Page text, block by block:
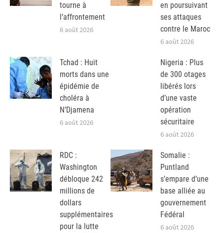
tourne à
l’affrontement
6 août 2026
en poursuivant
ses attaques
contre le Maroc
6 août 2026
Tchad : Huit
morts dans une
épidémie de
choléra à
N’Djamena
6 août 2026
Nigeria : Plus
de 300 otages
libérés lors
d’une vaste
opération
sécuritaire
6 août 2026
RDC :
Washington
débloque 242
millions de
dollars
supplémentaires
pour la lutte
Somalie :
Puntland
s’empare d’une
base alliée au
gouvernement
Fédéral
6 août 2026